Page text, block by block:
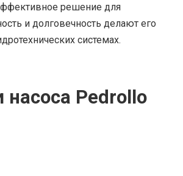
решение для
и долговечность делают его
системах.
насоса Pedrollo